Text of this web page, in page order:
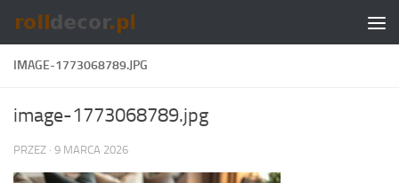
Skip to content
IMAGE-1773068789.JPG
image-1773068789.jpg
PRZEZ · 9 MARCA 2026